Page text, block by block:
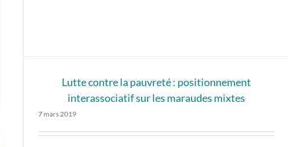
Lutte contre la pauvreté : positionnement
interassociatif sur les maraudes mixtes
7 mars 2019